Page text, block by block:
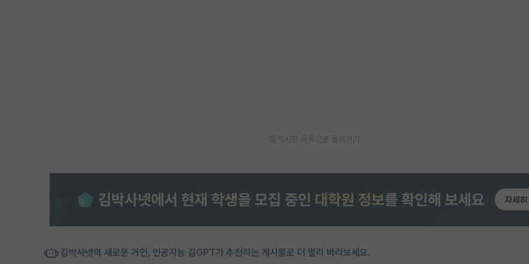
게시판 목록으로 돌아가기
김박사넷의 새로운 거인, 인공지능 김GPT가 추천하는 게시물로 더 멀리 바라보세요.